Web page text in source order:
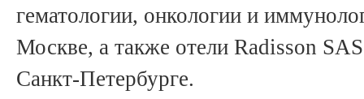
гематологии, онкологии и
Москве, а также отели Radisson
Санкт-Петербурге.